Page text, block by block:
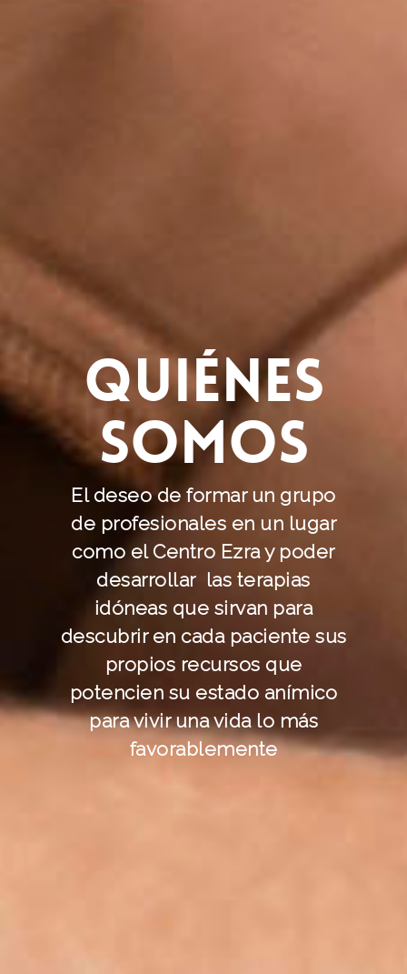
Quiénes
Somos
El deseo de formar un grupo
de profesionales en un lugar
como el Centro Ezra y poder
desarrollar las terapias
idóneas que sirvan para
descubrir en cada paciente sus
propios recursos que
potencien su estado anímico
para vivir una vida lo más
favorablemente